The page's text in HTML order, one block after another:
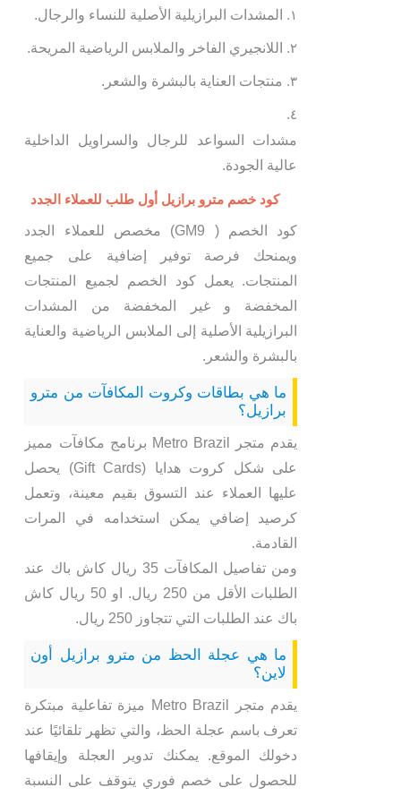
المشدات البرازيلية الأصلية للنساء والرجال.
اللانجيري الفاخر والملابس الرياضية المريحة.
منتجات العناية بالبشرة والشعر.
مشدات السواعد للرجال والسراويل الداخلية
عالية الجودة.
كود خصم مترو برازيل أول طلب للعملاء الجدد
كود الخصم ( GM9) مخصص للعملاء الجدد
ويمنحك فرصة توفير إضافية على جميع
المنتجات. يعمل كود الخصم لجميع المنتجات
المخفضة و غير المخفضة من المشدات
البرازيلية الأصلية إلى الملابس الرياضية والعناية
بالبشرة والشعر.
ما هي بطاقات وكروت المكافآت من مترو
برازيل؟
يقدم متجر Metro Brazil برنامج مكافآت مميز
على شكل كروت هدايا (Gift Cards) يحصل
عليها العملاء عند التسوق بقيم معينة، وتعمل
كرصيد إضافي يمكن استخدامه في المرات
القادمة.
ومن تفاصيل المكافآت 35 ريال كاش باك عند
الطلبات الأقل من 250 ريال. او 50 ريال كاش
باك عند الطلبات التي تتجاوز 250 ريال.
ما هي عجلة الحظ من مترو برازيل أون
لاين؟
يقدم متجر Metro Brazil ميزة تفاعلية مبتكرة
تعرف باسم عجلة الحظ، والتي تظهر تلقائيًا عند
دخولك الموقع. يمكنك تدوير العجلة وإيقافها
للحصول على خصم فوري يتوقف على النسبة